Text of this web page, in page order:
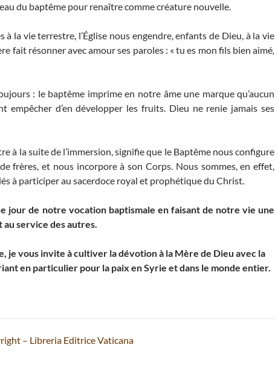
du baptême pour renaître comme créature nouvelle.
la vie terrestre, l’Église nous engendre, enfants de Dieu, à la vie
fait résonner avec amour ses paroles : « tu es mon fils bien aimé,
: le baptême imprime en notre âme une marque qu’aucun
empêcher d’en développer les fruits. Dieu ne renie jamais ses
à la suite de l’immersion, signifie que le Baptême nous configure
frères, et nous incorpore à son Corps. Nous sommes, en effet,
à participer au sacerdoce royal et prophétique du Christ.
jour de notre vocation baptismale en faisant de notre vie une
service des autres.
je vous invite à cultiver la dévotion à la Mère de Dieu avec la
en particulier pour la paix en Syrie et dans le monde entier.
– Libreria Editrice Vaticana